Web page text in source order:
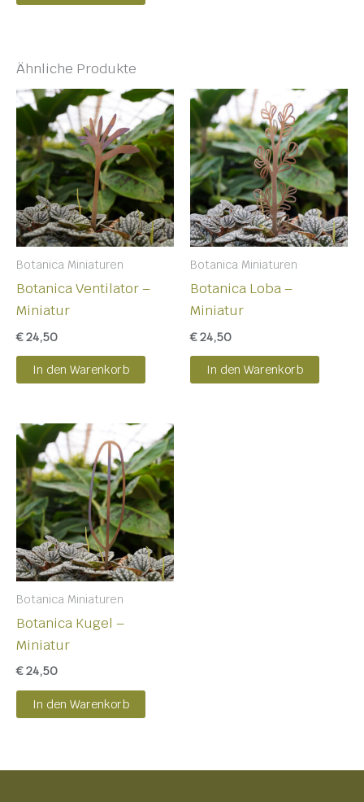
Ähnliche Produkte
Botanica Miniaturen
Botanica Ventilator –
Miniatur
€24,50
In den Warenkorb
Botanica Miniaturen
Botanica Loba –
Miniatur
€24,50
In den Warenkorb
Botanica Miniaturen
Botanica Kugel –
Miniatur
€24,50
In den Warenkorb